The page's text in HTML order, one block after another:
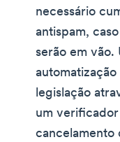
necessário
antispam,
serão em vão.
legislação
um
cancelamento